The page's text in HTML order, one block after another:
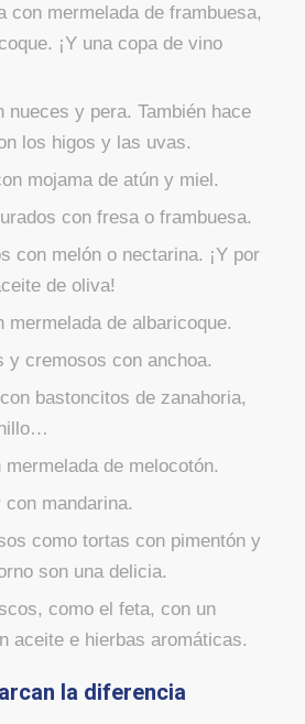
con mermelada de frambuesa,
¡Y una copa de vino
nueces y pera. También hace
los higos y las uvas.
mojama de atún y miel.
con fresa o frambuesa.
con melón o nectarina. ¡Y por
de oliva!
mermelada de albaricoque.
y cremosos con anchoa.
bastoncitos de zanahoria,
de melocotón.
mandarina.
como tortas con pimentón y
son una delicia.
como el feta, con un
aceite e hierbas aromáticas.
la diferencia